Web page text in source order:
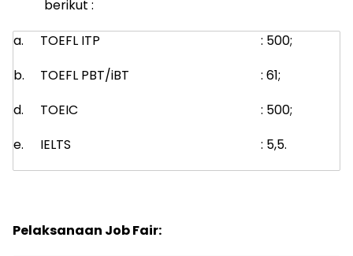
berikut :
a.
TOEFL ITP
: 500;
b.
TOEFL PBT/iBT
: 61;
d.
TOEIC
: 500;
e.
IELTS : 5,5.
Pelaksanaan Job Fair: